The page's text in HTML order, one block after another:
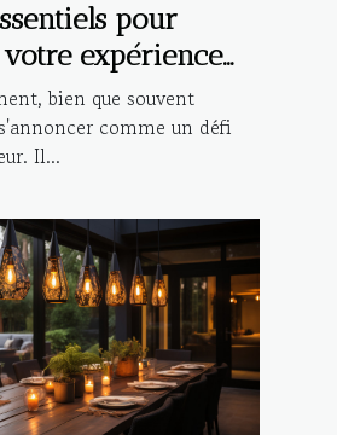
pour
expérience
local
bien que souvent
comme un défi
Il...